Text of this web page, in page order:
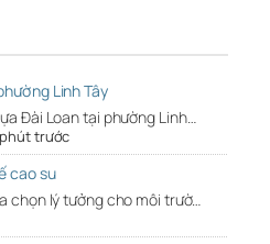
Linh Tây
Đài Loan tại phường Linh…
trước
cao su
chọn lý tưởng cho môi trườ…